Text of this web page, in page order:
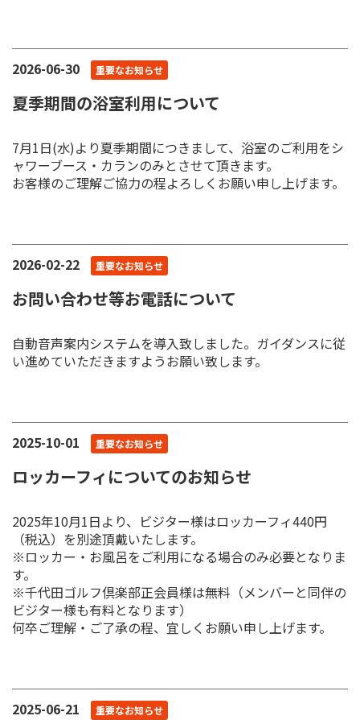
2026-06-30 重要なお知らせ
夏季期間の浴室利用について
7月1日(水)より夏季期間につきまして、浴室のご利用をシ
ャワーブース・カランのみとさせて頂きます。
お客様のご理解ご協力の程よろしくお願い申し上げます。
2026-02-22 重要なお知らせ
お問い合わせ等お電話について
自動音声案内システムを導入致しました。ガイダンスに従
い進めていただきますようお願い致します。
2025-10-01 重要なお知らせ
ロッカーフィについてのお知らせ
2025年10月1日より、ビジター様はロッカーフィ440円
（税込）を別途頂戴いたします。
※ロッカー・お風呂をご利用になる場合のみ必要となりま
す。
※千代田ゴルフ倶楽部正会員様は無料（メンバーと同伴の
ビジター様も有料となります）
何卒ご理解・ご了承の程、宜しくお願い申し上げます。
2025-06-21 重要なお知らせ